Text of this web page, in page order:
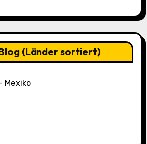
(Länder sortiert)
Mexiko